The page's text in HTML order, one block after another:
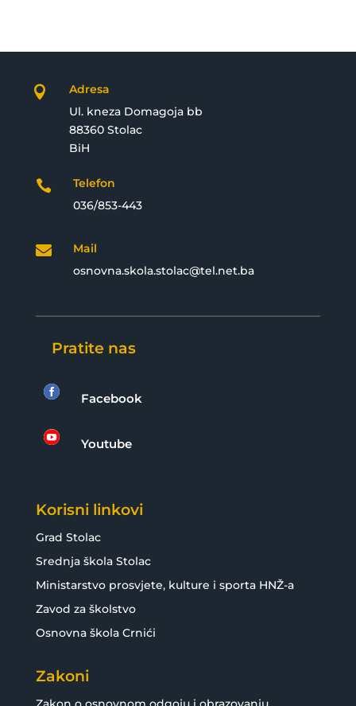

Adresa
Ul. kneza Domagoja bb
88360 Stolac
BiH

Telefon
036/853-443

Mail
osnovna.skola.stolac@tel.net.ba
Pratite nas
 Facebook
 Youtube
Korisni linkovi
Grad Stolac
Srednja škola Stolac
Ministarstvo prosvjete, kulture i sporta HNŽ-a
Zavod za školstvo
Osnovna škola Crnići
Zakoni